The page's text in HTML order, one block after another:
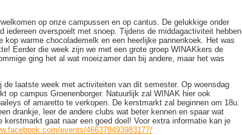
op onze campussen en op cantus. De gelukkige onder
iedereen overspoelt met snoep. Tijdens de middagactiviteit hebben
kop warme chocolademelk en een heerlijke pannenkoek. Het was
Eerder die week zijn we met een grote groep WINAKkers de
ging het al wat moeizamer dan bij andere, maar het was
de laatste week met activiteiten van dit semester. Op woensdag
op campus Groenenborger. Natuurlijk zal WINAK hier ook
of amaretto te verkopen. De kerstmarkt zal beginnen om 18u.
drankje, leer de andere clubs wat beter kennen en spaar wat
kerstmarkt gaat naar een goed doel! Voor extra informatie kan je
events/466378493983177/